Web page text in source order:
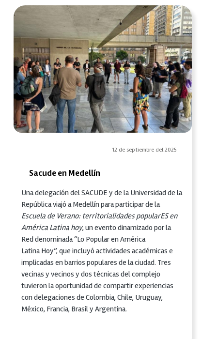
12 de septiembre del 2025
Sacude en Medellín
Una delegación del SACUDE y de la Universidad de la
República viajó a Medellín para participar de la
Escuela de Verano: territorialidades popularES en
América Latina hoy, un evento dinamizado por la
Red denominada “Lo Popular en América
Latina Hoy”, que incluyó actividades académicas e
implicadas en barrios populares de la ciudad. Tres
vecinas y vecinos y dos técnicas del complejo
tuvieron la oportunidad de compartir experiencias
con delegaciones de Colombia, Chile, Uruguay,
México, Francia, Brasil y Argentina.